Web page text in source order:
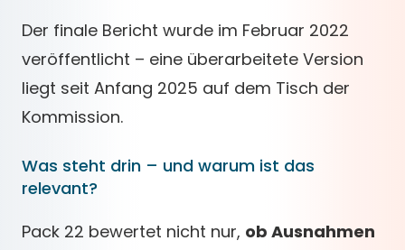
Der finale Bericht wurde im Februar 2022
veröffentlicht – eine überarbeitete Version
liegt seit Anfang 2025 auf dem Tisch der
Kommission.
Was steht drin – und warum ist das
relevant?
Pack 22 bewertet nicht nur, ob Ausnahmen